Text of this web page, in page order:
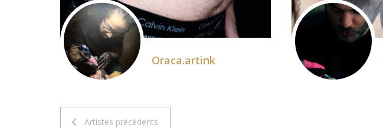
Oraca.artink
Artistes précédents